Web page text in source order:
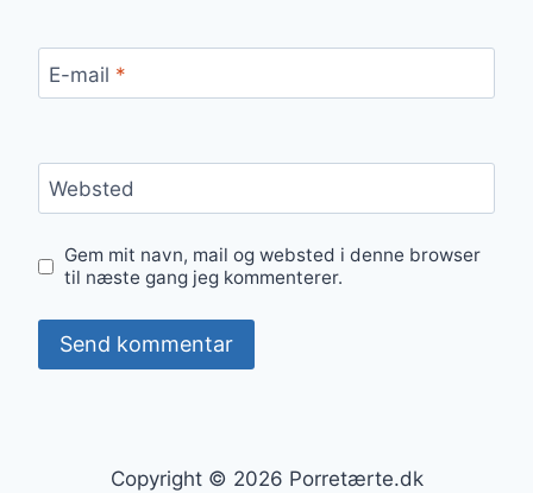
E-mail *
Websted
Gem mit navn, mail og websted i denne browser
til næste gang jeg kommenterer.
Copyright © 2026 Porretærte.dk